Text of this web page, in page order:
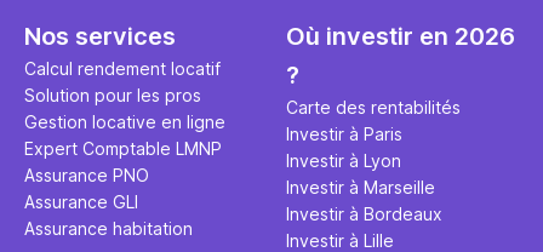
notamment la TVA, afin
saisonnière dans certaines
cet article.
complet !
Nos services
Calcul rendement locatif
Solution pour les pros
Gestion locative en ligne
Expert Comptable LMNP
Assurance PNO
Assurance GLI
Assurance habitation
Où investir en 2026
?
Carte des rentabilités
Investir à Paris
Investir à Lyon
Investir à Marseille
Investir à Bordeaux
Investir à Lille